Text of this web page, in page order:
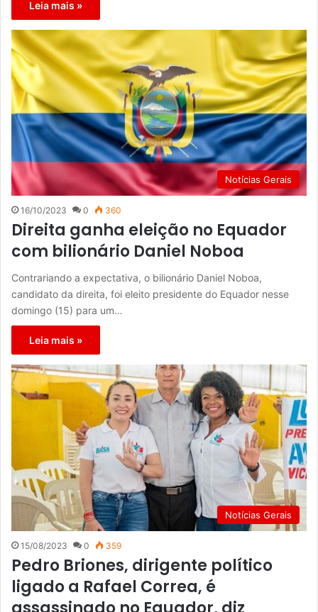
Leia mais »
Notícias Gerais
16/10/2023 0 360
Direita ganha eleição no Equador
com bilionário Daniel Noboa
Contrariando a expectativa, o bilionário Daniel Noboa,
candidato da direita, foi eleito presidente do Equador nesse
domingo (15) para um…
Leia mais »
Notícias Gerais
15/08/2023 0 359
Pedro Briones, dirigente político
ligado a Rafael Correa, é